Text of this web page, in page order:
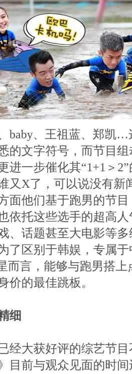
、王祖蓝、郑凯…
的文字符号，而节目
进一步催化其“1+1＞
又X了，可以说没有新
面他们基于跑男的节
依托这些选手的超高
、话题甚至大电影等
了区别于韩娱，专属
而言，能够与跑男搭
价的最佳跳板。
细
大获好评的综艺节目
目前与观众见面的时